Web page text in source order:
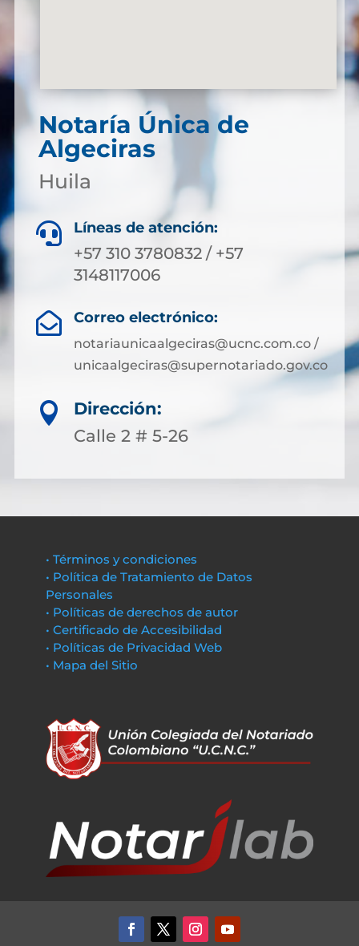
Notaría Única de
Algeciras
Huila
 Líneas de atención:
+57 310 3780832 / +57
3148117006
 Correo electrónico:
notariaunicaalgeciras@ucnc.com.co /
unicaalgeciras@supernotariado.gov.co

Dirección:
Calle 2 # 5-26
• Términos y condiciones
• Política de Tratamiento de Datos
Personales
• Políticas de derechos de autor
• Certificado de Accesibilidad
• Políticas de Privacidad Web
• Mapa del Sitio